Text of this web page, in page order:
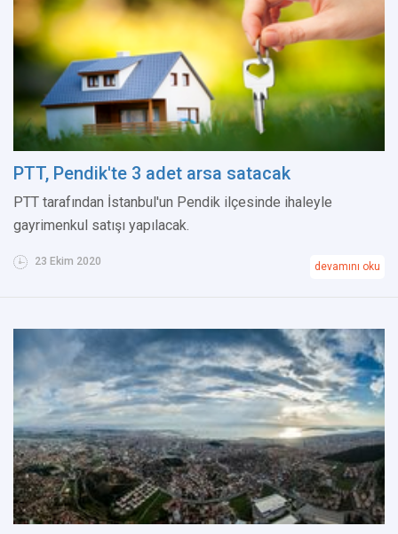
PTT, Pendik'te 3 adet arsa satacak
PTT tarafından İstanbul'un Pendik ilçesinde ihaleyle
gayrimenkul satışı yapılacak.
23 Ekim 2020 devamını oku